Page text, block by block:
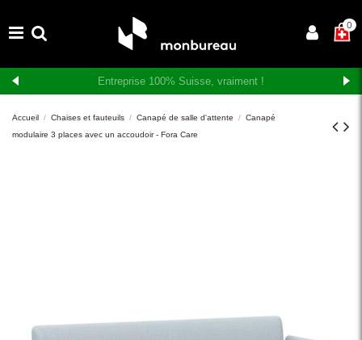
×0
Livraison et montage gratuits en Suisse romande
Accueil Chaises et fauteuils Canapé de salle d'attente
Canapé
modulaire 3 places avec un accoudoir - Fora Care